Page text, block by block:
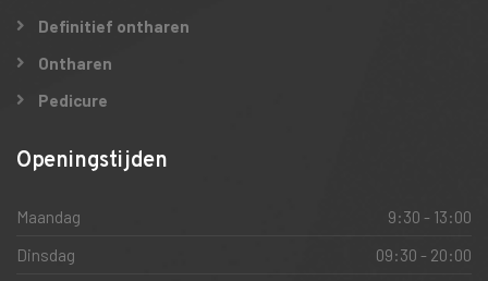
Definitief ontharen
Ontharen
Pedicure
Openingstijden
Maandag
9:30 - 13:00
Dinsdag
09:30 - 20:00